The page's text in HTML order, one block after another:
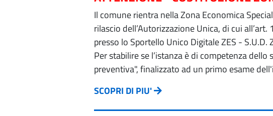
Il comune rientra nella Zona Economica
rilascio dell’Autorizzazione Unica, di cui
presso lo Sportello Unico Digitale ZES - S.U.D.
Per stabilire se l’istanza è di competenza
preventiva", finalizzato ad un primo esame
SCOPRI DI PIU'